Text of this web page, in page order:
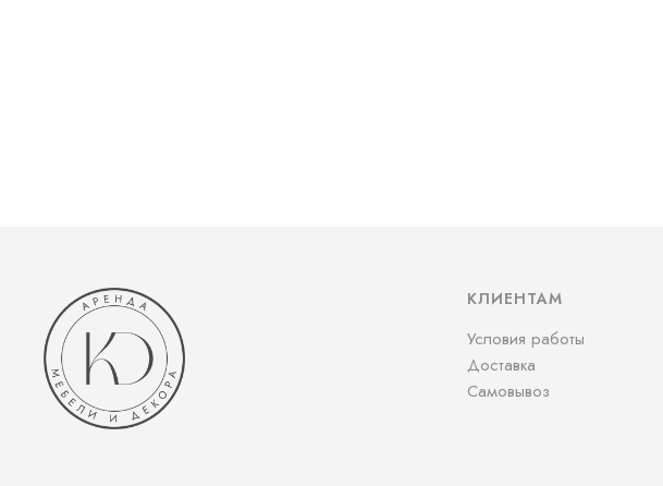
КЛИЕНТАМ
Условия работы
Доставка
Самовывоз